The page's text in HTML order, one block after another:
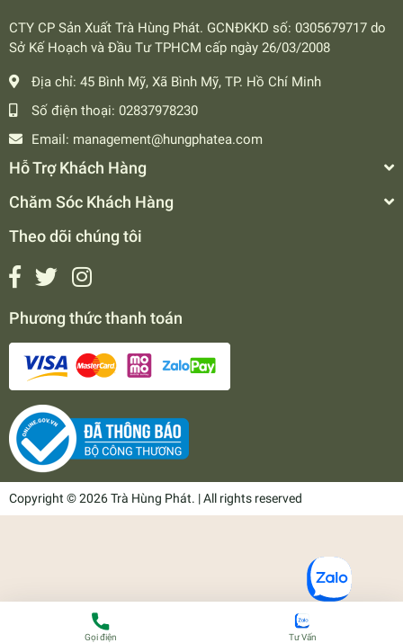
CTY CP Sản Xuất Trà Hùng Phát. GCNĐKKD số: 0305679717 do
Sở Kế Hoạch và Đầu Tư TPHCM cấp ngày 26/03/2008
Địa chỉ: 45 Bình Mỹ, Xã Bình Mỹ, TP. Hồ Chí Minh
Số điện thoại: 02837978230
Email: management@hungphatea.com
Hỗ Trợ Khách Hàng
Chăm Sóc Khách Hàng
Theo dõi chúng tôi
Phương thức thanh toán
Copyright © 2026 Trà Hùng Phát. | All rights reserved
Gọi điện Tư Vấn